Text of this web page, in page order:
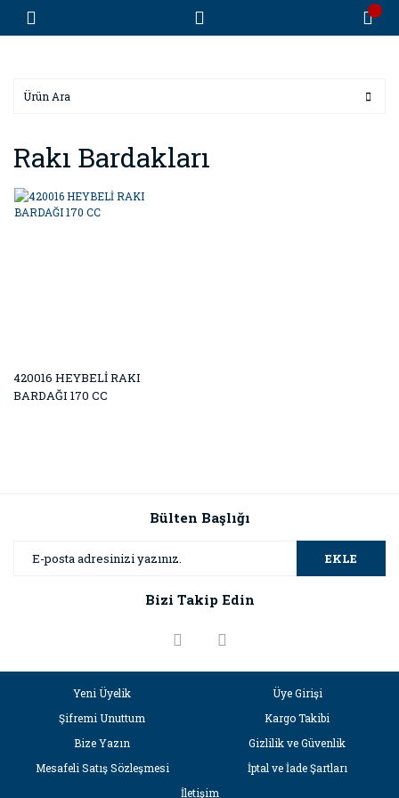
Rakı Bardakları
420016 HEYBELİ RAKI
BARDAĞI 170 CC
Bülten Başlığı
EKLE
Bizi Takip Edin
Yeni Üyelik
Üye Girişi
Şifremi Unuttum
Kargo Takibi
Bize Yazın
Gizlilik ve Güvenlik
Mesafeli Satış Sözleşmesi
İptal ve İade Şartları
İletişim